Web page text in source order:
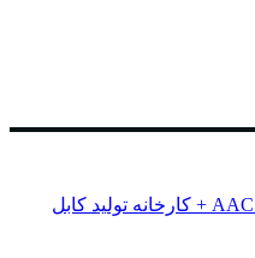
هادی آلومینیومی هوایی 50*1 AAC + کارخانه تولید کابل